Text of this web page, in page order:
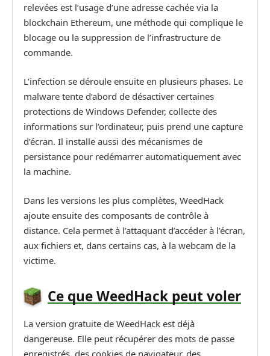
relevées est l’usage d’une adresse cachée via la
blockchain Ethereum, une méthode qui complique le
blocage ou la suppression de l’infrastructure de
commande.
L’infection se déroule ensuite en plusieurs phases. Le
malware tente d’abord de désactiver certaines
protections de Windows Defender, collecte des
informations sur l’ordinateur, puis prend une capture
d’écran. Il installe aussi des mécanismes de
persistance pour redémarrer automatiquement avec
la machine.
Dans les versions les plus complètes, WeedHack
ajoute ensuite des composants de contrôle à
distance. Cela permet à l’attaquant d’accéder à l’écran,
aux fichiers et, dans certains cas, à la webcam de la
victime.
Ce que WeedHack peut voler
La version gratuite de WeedHack est déjà
dangereuse. Elle peut récupérer des mots de passe
enregistrés, des cookies de navigateur, des